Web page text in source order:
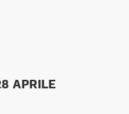
APRILE